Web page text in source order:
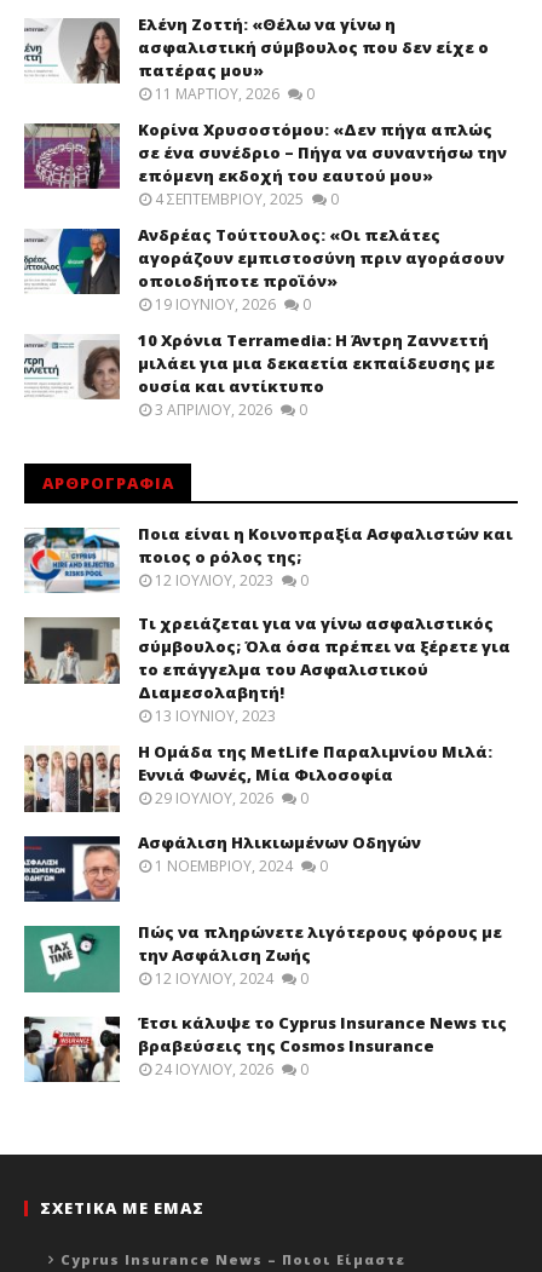
Ελένη Ζοττή: «Θέλω να γίνω η
ασφαλιστική σύμβουλος που δεν είχε ο
πατέρας μου»
11 ΜΑΡΤΊΟΥ, 2026 0
Κορίνα Χρυσοστόμου: «Δεν πήγα απλώς
σε ένα συνέδριο – Πήγα να συναντήσω την
επόμενη εκδοχή του εαυτού μου»
4 ΣΕΠΤΕΜΒΡΊΟΥ, 2025 0
Ανδρέας Τούττουλος: «Οι πελάτες
αγοράζουν εμπιστοσύνη πριν αγοράσουν
οποιοδήποτε προϊόν»
19 ΙΟΥΝΊΟΥ, 2026 0
10 Χρόνια Terramedia: Η Άντρη Ζαννεττή
μιλάει για μια δεκαετία εκπαίδευσης με
ουσία και αντίκτυπο
3 ΑΠΡΙΛΊΟΥ, 2026 0
ΑΡΘΡΟΓΡΑΦΙΑ
Ποια είναι η Κοινοπραξία Ασφαλιστών και
ποιος ο ρόλος της;
12 ΙΟΥΛΊΟΥ, 2023 0
Τι χρειάζεται για να γίνω ασφαλιστικός
σύμβουλος; Όλα όσα πρέπει να ξέρετε για
το επάγγελμα του Ασφαλιστικού
Διαμεσολαβητή!
13 ΙΟΥΝΊΟΥ, 2023
Η Ομάδα της MetLife Παραλιμνίου Μιλά:
Εννιά Φωνές, Μία Φιλοσοφία
29 ΙΟΥΛΊΟΥ, 2026 0
Ασφάλιση Ηλικιωμένων Οδηγών
1 ΝΟΕΜΒΡΊΟΥ, 2024 0
Πώς να πληρώνετε λιγότερους φόρους με
την Ασφάλιση Ζωής
12 ΙΟΥΛΊΟΥ, 2024 0
Έτσι κάλυψε το Cyprus Insurance News τις
βραβεύσεις της Cosmos Insurance
24 ΙΟΥΛΊΟΥ, 2026 0
ΣΧΕΤΙΚΑ ΜΕ ΕΜΑΣ
Cyprus Insurance News – Ποιοι Είμαστε